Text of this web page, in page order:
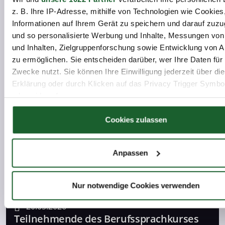
z. B. Ihre IP-Adresse, mithilfe von Technologien wie
Informationen auf Ihrem Gerät zu speichern und darauf
und so personalisierte Werbung und Inhalte, Messungen
und Inhalten, Zielgruppenforschung sowie Entwicklung von
zu ermöglichen. Sie entscheiden darüber, wer Ihre Daten für
Zwecke nutzt. Sie können Ihre Einwilligung jederzeit über
Erklärung oder durch Klicken auf das Privacy Trigger
Wenn Sie es erlauben, würden wir auch gerne:
Informationen über Ihre geografische Lage erfassen,
Ihr Gerät durch aktives Scannen nach bestimmten
(Fingerprinting) identifizieren
Erfahren Sie mehr darüber, wie Ihre persönlichen Daten
fest.
Cookies zulassen
Anpassen
Nur notwendige Cookies verwenden
News
Unternehmensforum Oberhavel:
Fachkräfte sichern und Integration
erfolgreich gestalten
20.05.2026
Teilnehmende des Berufssprachkurses